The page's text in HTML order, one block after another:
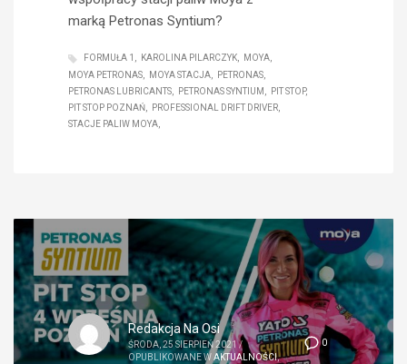
marką Petronas Syntium?
FORMUŁA 1 KAROLINA PILARCZYK
MOYA
MOYA PETRONAS
MOYA STACJA
PETRONAS
PETRONAS LUBRICANTS
PETRONAS SYNTIUM
PIT STOP
PIT STOP POZNAŃ
PROFESSIONAL DRIFT DRIVER
STACJE PALIW MOYA
0
Redakcja Na Osi
ŚRODA, 25 SIERPIEŃ 2021 /
OPUBLIKOWANE WAKTUALNOŚCI,